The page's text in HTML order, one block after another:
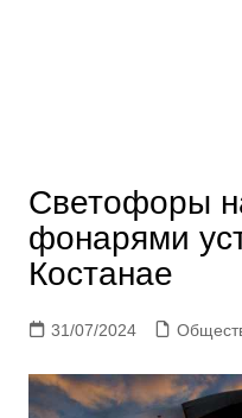
Светофоры
фонарями
Костанае
31/07/2024